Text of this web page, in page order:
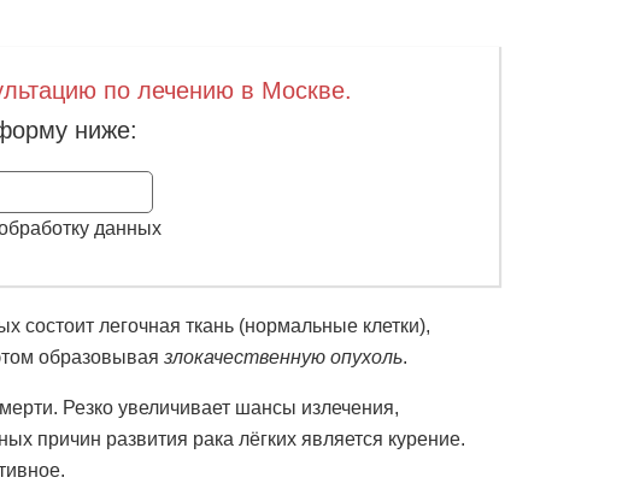
по лечению в Москве.
ниже:
данных
состоит легочная ткань (нормальные клетки),
образовывая злокачественную опухоль.
Резко увеличивает шансы излечения,
причин развития рака лёгких является курение.